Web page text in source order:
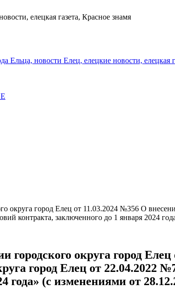
елецкая газета, Красное знамя
Ельца, новости Елец, елецкие новости, елецкая
округа город Елец от 11.03.2024 №356 O
контракта, заключенного до 1 января 2024
городского округа город
город Елец от
года» (с изменениями от